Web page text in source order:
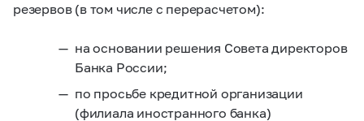
резервов (в том числе с перерасчетом):
на основании решения Совета директоров
Банка России;
по просьбе кредитной организации
(филиала иностранного банка)